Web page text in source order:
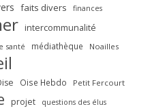
faits divers finances
intercommunalité
santé médiathèque Noailles
Oise Hebdo Petit Fercourt
projet questions des élus